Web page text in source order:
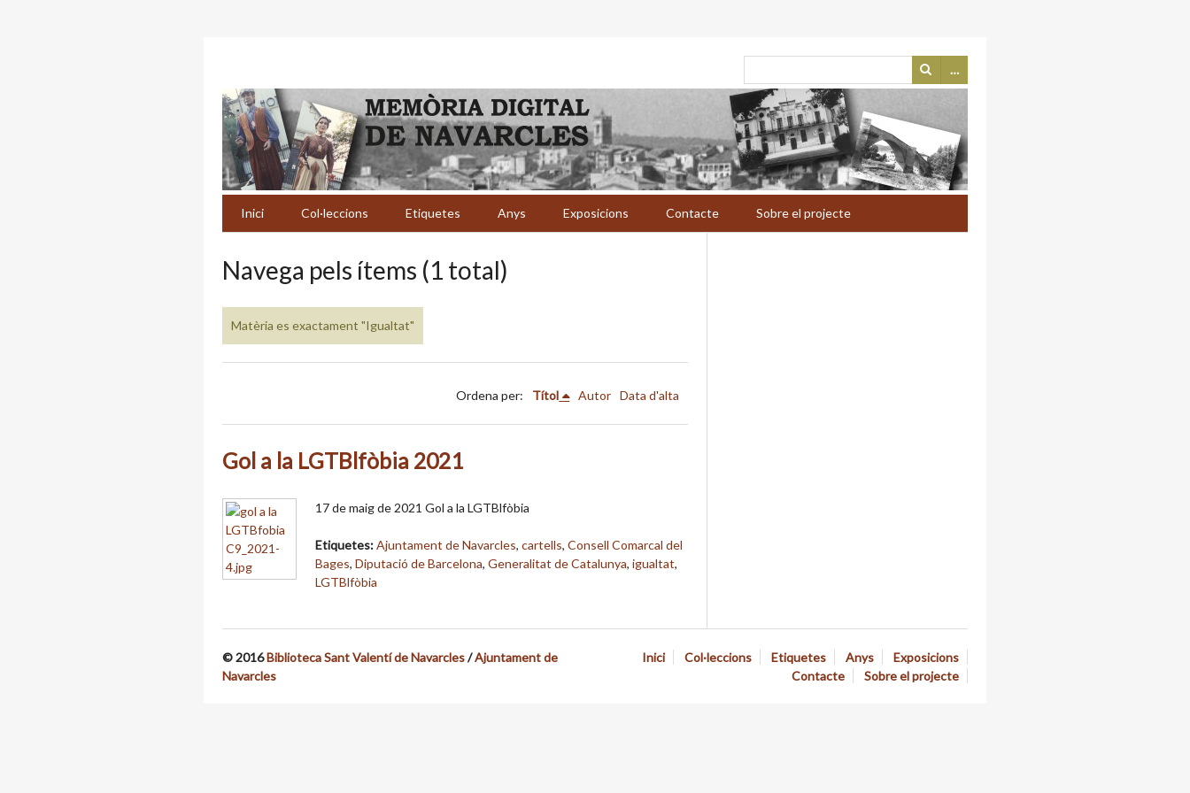
…
Inici Col·leccions Etiquetes Anys Exposicions Contacte Sobre el projecte
Navega pels ítems (1 total)
Matèria es exactament "Igualtat"
Ordena per: Títol Autor Data d'alta
Gol a la LGTBlfòbia 2021
17 de maig de 2021 Gol a la LGTBlfòbia
Etiquetes:Ajuntament de Navarcles, cartells, Consell Comarcal del
Bages, Diputació de Barcelona, Generalitat de Catalunya, igualtat,
LGTBlfòbia
Inici Col·leccions Etiquetes Anys
Exposicions
Contacte
Sobre el projecte
© 2016Biblioteca Sant Valentí de Navarcles/Ajuntament de
Navarcles